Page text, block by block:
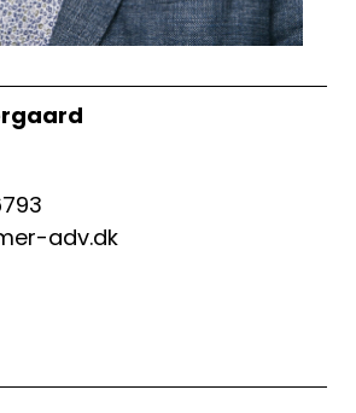
adv.dk